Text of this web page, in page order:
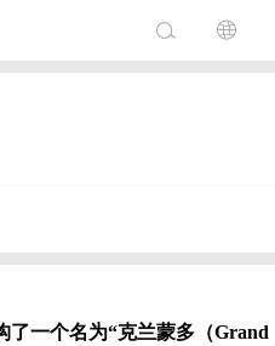
了一个名为“克兰蒙多（Grand